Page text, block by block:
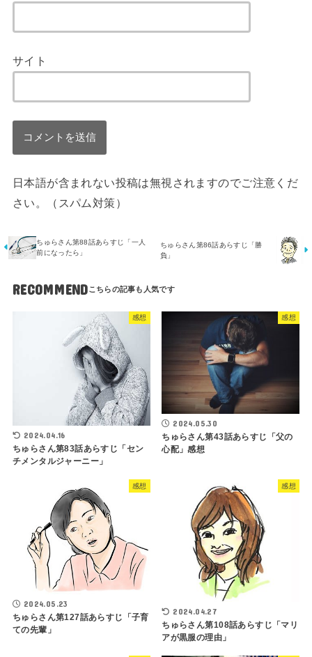
サイト
日本語が含まれない投稿は無視されますのでご注意くだ
さい。（スパム対策）
ちゅらさん第88話あらすじ「一人
前になったら」
ちゅらさん第86話あらすじ「勝
負」
RECOMMEND
感想
2024.04.16
ちゅらさん第83話あらすじ「セン
チメンタルジャーニー」
感想
2024.05.30
ちゅらさん第43話あらすじ「父の
心配」感想
感想
2024.05.23
ちゅらさん第127話あらすじ「子育
ての先輩」
感想
2024.04.27
ちゅらさん第108話あらすじ「マリ
アが黒服の理由」